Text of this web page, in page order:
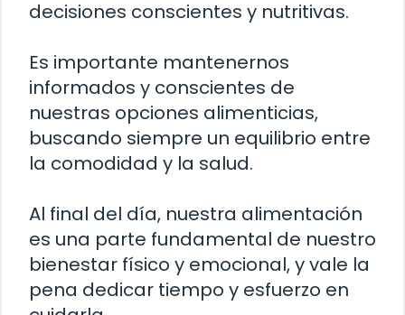
decisiones conscientes y nutritivas.
Es importante mantenernos
informados y conscientes de
nuestras opciones alimenticias,
buscando siempre un equilibrio entre
la comodidad y la salud.
Al final del día, nuestra alimentación
es una parte fundamental de nuestro
bienestar físico y emocional, y vale la
pena dedicar tiempo y esfuerzo en